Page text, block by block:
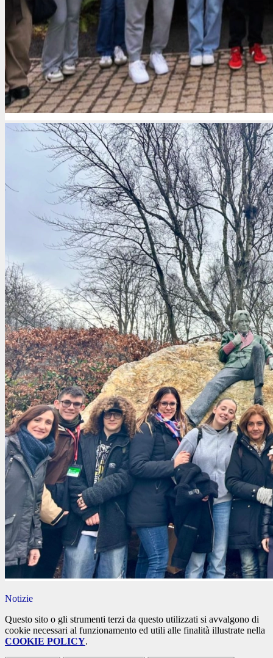
Notizie
Questo sito o gli strumenti terzi da questo utilizzati si avvalgono di
cookie necessari al funzionamento ed utili alle finalità illustrate nella
COOKIE POLICY.